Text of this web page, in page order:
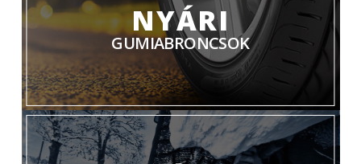
NYÁRI
GUMIABRONCSOK